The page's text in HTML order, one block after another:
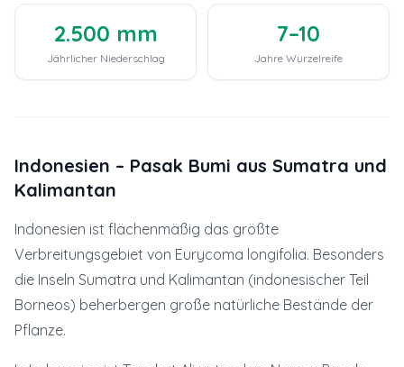
2.500 mm
Jährlicher Niederschlag
7–10
Jahre Wurzelreife
Indonesien – Pasak Bumi aus Sumatra und
Kalimantan
Indonesien ist flächenmäßig das größte
Verbreitungsgebiet von Eurycoma longifolia. Besonders
die Inseln Sumatra und Kalimantan (indonesischer Teil
Borneos) beherbergen große natürliche Bestände der
Pflanze.